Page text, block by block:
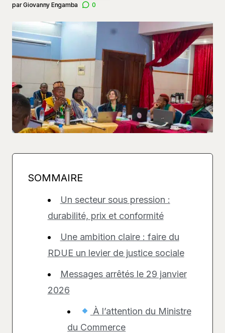
parGiovanny Engamba 0
SOMMAIRE
Un secteur sous pression :
durabilité, prix et conformité
Une ambition claire : faire du
RDUE un levier de justice sociale
Messages arrêtés le 29 janvier
2026
À l’attention du Ministre
du Commerce